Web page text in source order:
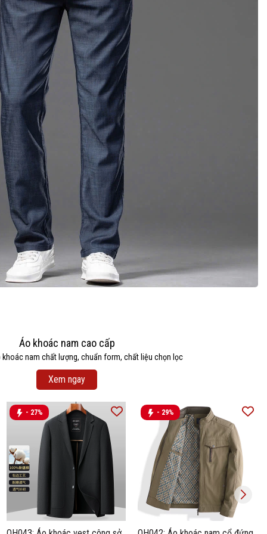
Áo khoác nam cao cấp
khoác nam chất lượng, chuẩn form, chất liệu chọn lọc
Xem ngay
- 27% - 29%